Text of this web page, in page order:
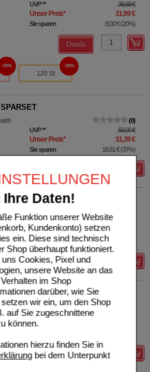
Daten!
Funktion unserer Website
Kundenkonto) setzen
ein. Diese sind technisch
Shop überhaupt funktioniert.
Cookies, Pixel und
unsere Website an das
im Shop
darüber, wie Sie
wir ein, um den Shop
auf Sie zugeschnittene
können.
hierzu finden Sie in
bei dem Unterpunkt
UVP** 39,99 €
Unser Preis* 31,99 €
Sie sparen 8,00 €(20%)
Details
20%
120 St
20%
0
UVP** 50,00 €
Unser Preis* 31,39 €
Sie sparen 18,61 €(37%)
SPARSET
UVP**
Unser Preis*
Sie sparen 22,11 €
Details
Unser Preis*
Details